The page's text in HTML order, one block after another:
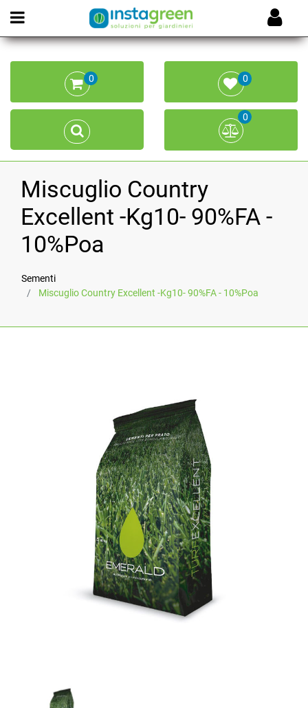
Open menu
0 0
0
Miscuglio Country
Excellent -Kg10- 90%FA -
10%Poa
Sementi
Miscuglio Country Excellent -Kg10- 90%FA - 10%Poa